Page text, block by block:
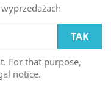
For that purpose,
notice.